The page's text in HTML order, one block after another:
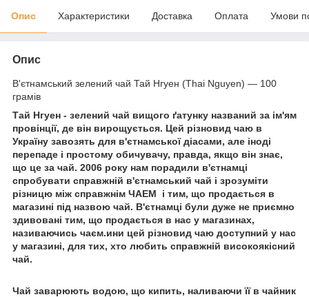
Опис Характеристики Доставка Оплата Умови
Опис
В'єтнамський зелений чай Тай Нгуен (Thai Nguyen) — 100
грамів
Тай Нгуен - зелений чай вищого ґатунку названий за ім'ям
провінції, де він вирощується. Цей різновид чаю в
Україну завозять для в'єтнамської діасами, але іноді
перепаде і простому обичувачу, правда, якщо він знає,
що це за чай. 2006 року нам порадили в'єтнамці
спробувати справжній в'єтнамський чай і зрозуміти
різницю між справжнім ЧАЕМ і тим, що продається в
магазині під назвою чай. В'єтнамці були дуже не приємно
здивовані тим, що продається в нас у магазинах,
називаючись чаєм.ини цей різновид чаю доступний у нас
у магазині, для тих, хто любить справжній високоякісний
чай.
Чай заварюють водою, що кипить, наливаючи її в чайник